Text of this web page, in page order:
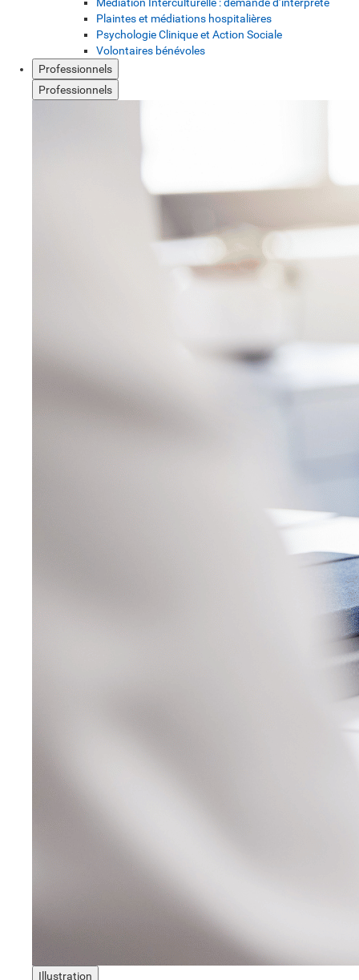
Plaintes et médiations hospitalières
Psychologie Clinique et Action Sociale
Volontaires bénévoles
Professionnels
Professionnels
Illustration